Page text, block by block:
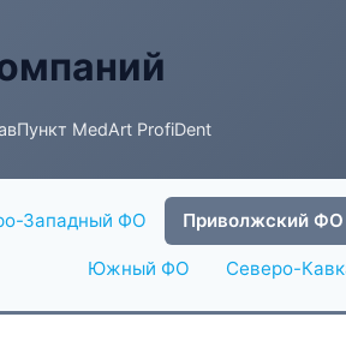
MedArt ProfiDent
Западный ФО Приволжский ФО
Южный ФО Северо-